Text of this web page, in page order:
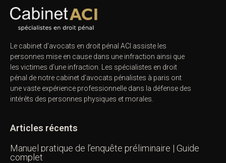
Le cabinet d’avocats en droit pénal ACI assiste les
personnes mise en cause dans une infraction ainsi que
les victimes d’une infraction. Les spécialistes en droit
pénal de notre cabinet d’avocats pénalistes à paris ont
une vaste expérience professionnelle dans la défense des
intérêts des personnes physiques et morales.
Articles récents
Manuel pratique de l’enquête préliminaire | Guide
complet